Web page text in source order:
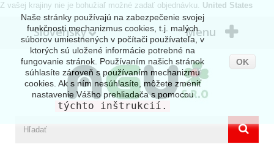
Z vašej krajiny nie je bohužiaľ možné zadať objednávku. United States
Slovensky Menu
Naše stránky používajú na zabezpečenie svojej
funkčnosti mechanizmus cookies, t.j. malých
súborov umiestnených v počítači používateľa, v
ktorých sú uložené informácie potrebné na
fungovanie stránok. Používaním našich stránok
súhlasíte zároveň s používaním mechanizmu
cookies. Ak s ním nesúhlasíte, môžete zmeniť
nastavenie Vášho prehliadača s pomocou
týchto inštrukcií.
OK